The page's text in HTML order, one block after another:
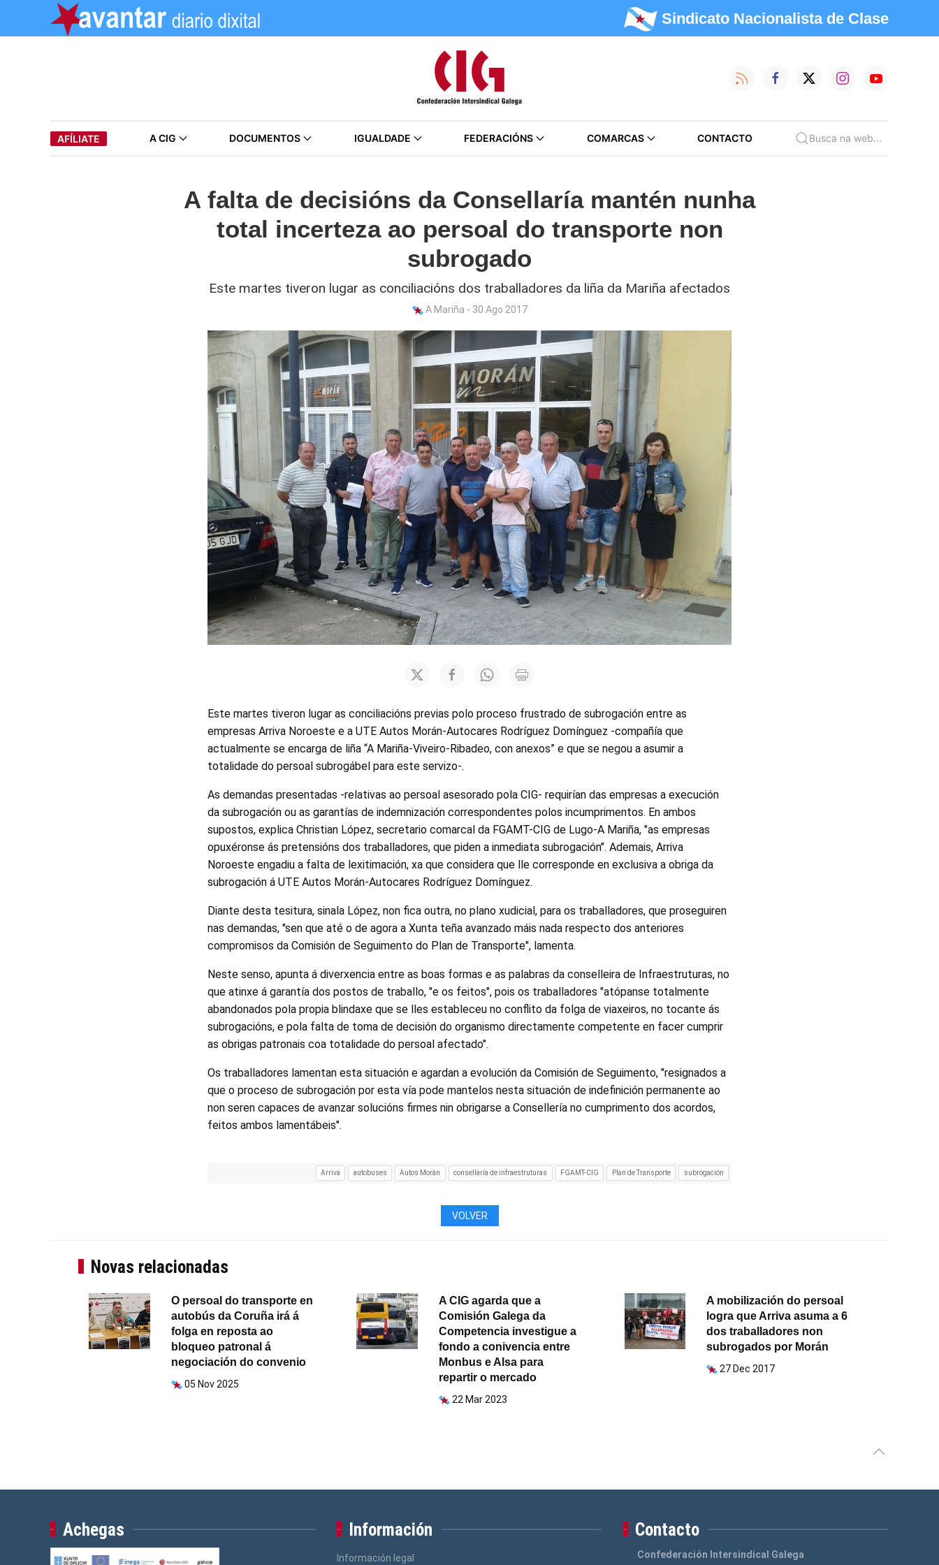
Sindicato Nacionalista de Clase
AFÍLIATE A CIG DOCUMENTOS IGUALDADE FEDERACIÓNS COMARCAS CONTACTO Busca na web...
A falta de decisións da Consellaría mantén nunha
total incerteza ao persoal do transporte non
subrogado
Este martes tiveron lugar as conciliacións dos traballadores da liña da Mariña afectados
A Mariña - 30 Ago 2017
Este martes tiveron lugar as conciliacións previas polo proceso frustrado de subrogación entre as
empresas Arriva Noroeste e a UTE Autos Morán-Autocares Rodríguez Domínguez -compañía que
actualmente se encarga de liña “A Mariña-Viveiro-Ribadeo, con anexos” e que se negou a asumir a
totalidade do persoal subrogábel para este servizo-.
As demandas presentadas -relativas ao persoal asesorado pola CIG- requirían das empresas a execución
da subrogación ou as garantías de indemnización correspondentes polos incumprimentos. En ambos
supostos, explica Christian López, secretario comarcal da FGAMT-CIG de Lugo-A Mariña, "as empresas
opuxéronse ás pretensións dos traballadores, que piden a inmediata subrogación". Ademais, Arriva
Noroeste engadiu a falta de lexitimación, xa que considera que lle corresponde en exclusiva a obriga da
subrogación á UTE Autos Morán-Autocares Rodríguez Domínguez.
Diante desta tesitura, sinala López, non fica outra, no plano xudicial, para os traballadores, que proseguiren
nas demandas, "sen que até o de agora a Xunta teña avanzado máis nada respecto dos anteriores
compromisos da Comisión de Seguimento do Plan de Transporte", lamenta.
Neste senso, apunta á diverxencia entre as boas formas e as palabras da conselleira de Infraestruturas, no
que atinxe á garantía dos postos de traballo, "e os feitos", pois os traballadores "atópanse totalmente
abandonados pola propia blindaxe que se lles estableceu no conflito da folga de viaxeiros, no tocante ás
subrogacións, e pola falta de toma de decisión do organismo directamente competente en facer cumprir
as obrigas patronais coa totalidade do persoal afectado".
Os traballadores lamentan esta situación e agardan a evolución da Comisión de Seguimento, "resignados a
que o proceso de subrogación por esta vía pode mantelos nesta situación de indefinición permanente ao
non seren capaces de avanzar solucións firmes nin obrigarse a Consellería no cumprimento dos acordos,
feitos ambos lamentábeis".
Arriva autobuses Autos Morán consellaría de infraestruturas FGAMT-CIG Plan de Transporte subrogación
VOLVER
Novas relacionadas
O persoal do transporte en
autobús da Coruña irá á
folga en reposta ao
bloqueo patronal á
negociación do convenio
05 Nov 2025
A CIG agarda que a
Comisión Galega da
Competencia investigue a
fondo a conivencia entre
Monbus e Alsa para
repartir o mercado
22 Mar 2023
A mobilización do persoal
logra que Arriva asuma a 6
dos traballadores non
subrogados por Morán
27 Dec 2017
Achegas Información
Información legal
Contacto
Confederación Intersindical Galega